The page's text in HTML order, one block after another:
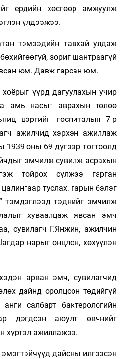
ердийн хөсгөөр амжуулж
үлдээжээ.
тэмээдийн тавхай улдаж
зориг шантраагүй
юм. Давж гарсан юм.
үүрд дагуулахын учир
амь насыг аврахын төлөө
цэргийн госпиталын 7-р
ажилчид хэрхэн ажиллаж
1939 оны 69 дүгээр тогтоолд
эмчилж сувилж асрахын
тойрох сүлжээ гарган
туслах, гарын бэлэг
тэмдэглээд тэднийг эмчилж
хуваалцаж явсан эмч
сувилагч Г.Янжин, ажилчин
нарыг онцлон, хөхүүлэн
арван эмч, сувилагчид
дайнд оролцсон төдийгүй
салбарт бактерологийн
дэгдсэн аюулт өвчнийг
хүртэл ажиллажээ.
дайсны илгээсэн